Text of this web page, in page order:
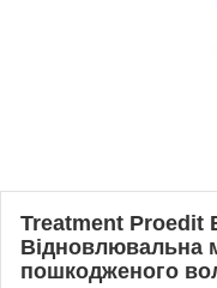
Treatment Proedit
Відновлювальна
пошкодженого